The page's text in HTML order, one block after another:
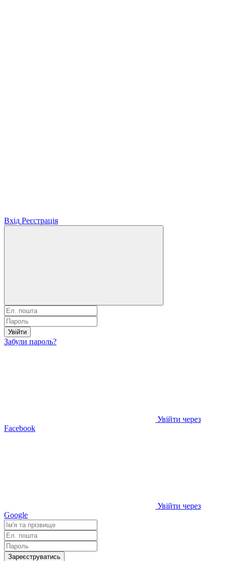
Вхід Реєстрація
Увійти
Забули пароль?
Увійти через
Facebook
Увійти через
Google
Зареєструватись